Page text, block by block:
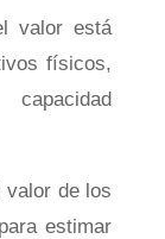
valor está
físicos,
valor de los
estimar